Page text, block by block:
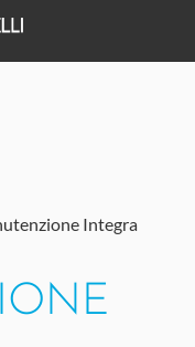
Integra